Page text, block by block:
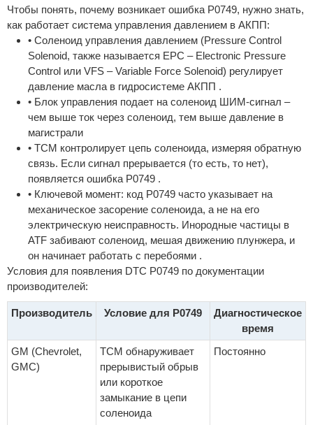
Чтобы понять, почему возникает ошибка P0749, нужно знать,
как работает система управления давлением в АКПП:
• Соленоид управления давлением (Pressure Control
Solenoid, также называется EPC – Electronic Pressure
Control или VFS – Variable Force Solenoid) регулирует
давление масла в гидросистеме АКПП .
• Блок управления подает на соленоид ШИМ-сигнал –
чем выше ток через соленоид, тем выше давление в
магистрали
• TCM контролирует цепь соленоида, измеряя обратную
связь. Если сигнал прерывается (то есть, то нет),
появляется ошибка P0749 .
• Ключевой момент: код P0749 часто указывает на
механическое засорение соленоида, а не на его
электрическую неисправность. Инородные частицы в
ATF забивают соленоид, мешая движению плунжера, и
он начинает работать с перебоями .
Условия для появления DTC P0749 по документации
производителей:
Производитель Условие для P0749
Диагностическое
время
GM (Chevrolet,
GMC)
TCM обнаруживает
прерывистый обрыв
или короткое
замыкание в цепи
соленоида
Постоянно